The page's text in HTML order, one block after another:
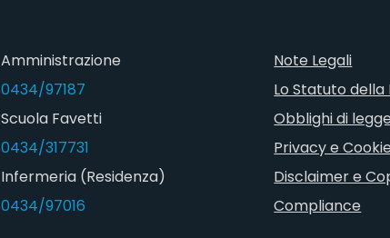
Amministrazione
0434/97187
Scuola Favetti
0434/317731
Infermeria (Residenza)
0434/97016
Note Legali
Lo Statuto della
Obblighi di
Privacy e
Disclaimer e
Compliance